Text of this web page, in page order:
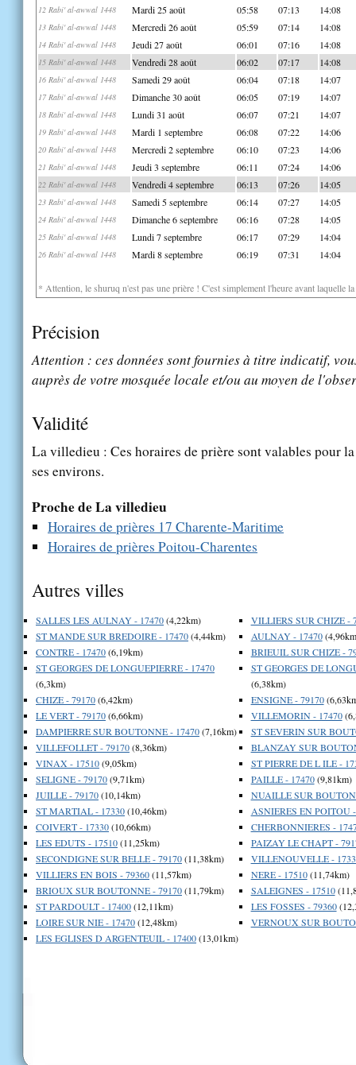
12 Rabi' al-awwal 1448 Mardi 25 août 05:58 07:13 14:08
13 Rabi' al-awwal 1448 Mercredi 26 août 05:59 07:14 14:08
14 Rabi' al-awwal 1448 Jeudi 27 août 06:01 07:16 14:08
15 Rabi' al-awwal 1448 Vendredi 28 août 06:02 07:17 14:08
16 Rabi' al-awwal 1448 Samedi 29 août 06:04 07:18 14:07
17 Rabi' al-awwal 1448 Dimanche 30 août 06:05 07:19 14:07
18 Rabi' al-awwal 1448 Lundi 31 août 06:07 07:21 14:07
19 Rabi' al-awwal 1448 Mardi 1 septembre 06:08 07:22 14:06
20 Rabi' al-awwal 1448 Mercredi 2 septembre 06:10 07:23 14:06
21 Rabi' al-awwal 1448 Jeudi 3 septembre 06:11 07:24 14:06
22 Rabi' al-awwal 1448 Vendredi 4 septembre 06:13 07:26 14:05
23 Rabi' al-awwal 1448 Samedi 5 septembre 06:14 07:27 14:05
24 Rabi' al-awwal 1448 Dimanche 6 septembre 06:16 07:28 14:05
25 Rabi' al-awwal 1448 Lundi 7 septembre 06:17 07:29 14:04
26 Rabi' al-awwal 1448 Mardi 8 septembre 06:19 07:31 14:04
* Attention, le shuruq n'est pas une prière ! C'est simplement l'heure avant laquelle
Précision
Attention : ces données sont fournies à titre indicatif,
auprès de votre mosquée locale et/ou au moyen de
Validité
La villedieu : Ces horaires de prière sont valables pour
ses environs.
Proche de La villedieu
Horaires de prières 17 Charente-Maritime
Horaires de prières Poitou-Charentes
Autres villes
SALLES LES AULNAY - 17470(4,22km)
ST MANDE SUR BREDOIRE - 17470(4,44km)
CONTRE - 17470(6,19km)
ST GEORGES DE LONGUEPIERRE - 17470
(6,3km)
CHIZE - 79170(6,42km)
LE VERT - 79170(6,66km)
DAMPIERRE SUR BOUTONNE - 17470(7,16km)
VILLEFOLLET - 79170(8,36km)
VINAX - 17510(9,05km)
SELIGNE - 79170(9,71km)
JUILLE - 79170(10,14km)
ST MARTIAL - 17330(10,46km)
COIVERT - 17330(10,66km)
LES EDUTS - 17510(11,25km)
SECONDIGNE SUR BELLE - 79170(11,38km)
VILLIERS EN BOIS - 79360(11,57km)
BRIOUX SUR BOUTONNE - 79170(11,79km)
ST PARDOULT - 17400(12,11km)
LOIRE SUR NIE - 17470(12,48km)
LES EGLISES D ARGENTEUIL - 17400(13,01km)
VILLIERS SUR CHIZE -
AULNAY - 17470
BRIEUIL SUR CHIZE -
ST GEORGES DE
(6,38km)
ENSIGNE - 79170
VILLEMORIN - 17470
ST SEVERIN SUR
BLANZAY SUR
ST PIERRE DE L ILE -
PAILLE - 17470(9,81km)
NUAILLE SUR
ASNIERES EN POITOU
CHERBONNIERES -
PAIZAY LE CHAPT -
VILLENOUVELLE -
NERE - 17510(11,74km)
SALEIGNES - 17510
LES FOSSES - 79360
VERNOUX SUR